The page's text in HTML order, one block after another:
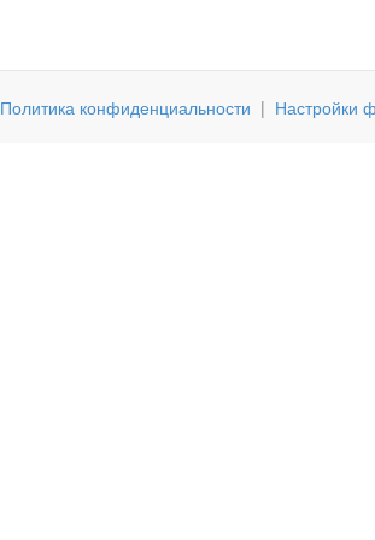
Политика конфиденциальности | Настройки